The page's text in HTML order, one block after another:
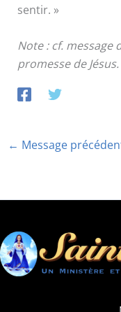
sentir. »
Note : cf. message
promesse de Jésus.
← Message